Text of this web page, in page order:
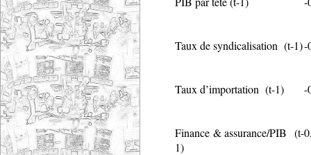
Taux de syndicalisation (t-1)-
Taux d’importation (t-1) -
Finance & assurance/PIB (t-
1)